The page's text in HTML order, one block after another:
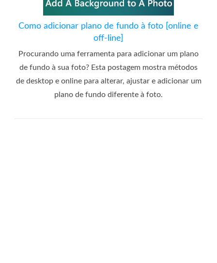
Como adicionar plano de fundo à foto [online e
off-line]
Procurando uma ferramenta para adicionar um plano
de fundo à sua foto? Esta postagem mostra métodos
de desktop e online para alterar, ajustar e adicionar um
plano de fundo diferente à foto.